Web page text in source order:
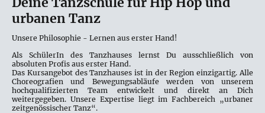
urbanen Tanz
Unsere Philosophie - Lernen aus erster Hand!
Als SchülerIn des Tanzhauses lernst Du ausschließlich von
absoluten Profis aus erster Hand.
Das Kursangebot des Tanzhauses ist in der Region einzigartig. Alle
Choreografien und Bewegungsabläufe werden von unserem
hochqualifizierten Team entwickelt und direkt an Dich
weitergegeben. Unsere Expertise liegt im Fachbereich „urbaner
zeitgenössischer Tanz“.